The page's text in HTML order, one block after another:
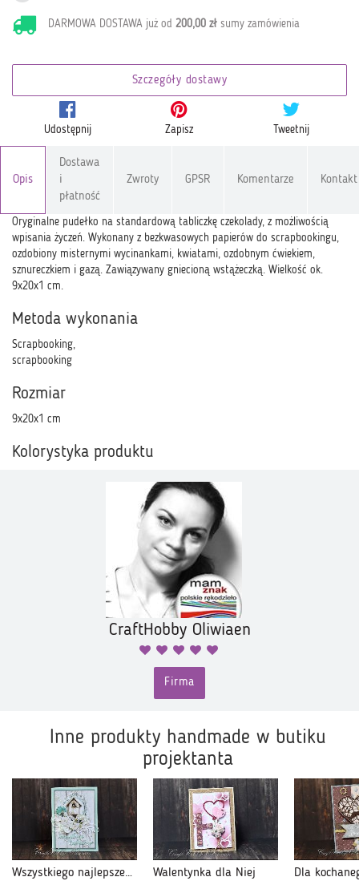
DARMOWA DOSTAWA już od200,00 zł sumy zamówienia
Szczegóły dostawy
Udostępnij Zapisz Tweetnij
Opis
Dostawa
i
płatność
Zwroty GPSR Komentarze Kontakt
Oryginalne pudełko na standardową tabliczkę czekolady, z możliwością
wpisania życzeń. Wykonany z bezkwasowych papierów do scrapbookingu,
ozdobiony misternymi wycinankami, kwiatami, ozdobnym ćwiekiem,
sznureczkiem i gazą. Zawiązywany gniecioną wstążeczką. Wielkość ok.
9x20x1 cm.
Metoda wykonania
Scrapbooking,
scrapbooking
Rozmiar
9x20x1 cm
Kolorystyka produktu
CraftHobby Oliwiaen
Firma
Inne produkty handmade w butiku
projektanta
Wszystkiego najlepszego - ptaszek w budce Walentynka dla Niej Dla